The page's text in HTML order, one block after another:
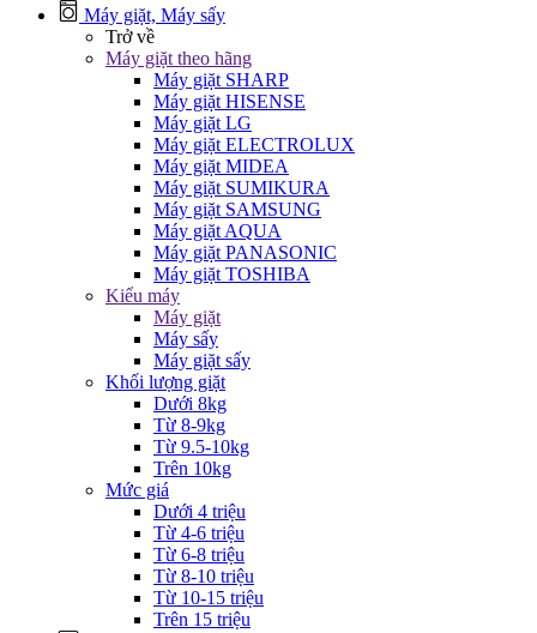
Máy giặt, Máy sấy
Trở về
Máy giặt theo hãng
Máy giặt SHARP
Máy giặt HISENSE
Máy giặt LG
Máy giặt ELECTROLUX
Máy giặt MIDEA
Máy giặt SUMIKURA
Máy giặt SAMSUNG
Máy giặt AQUA
Máy giặt PANASONIC
Máy giặt TOSHIBA
Kiểu máy
Máy giặt
Máy sấy
Máy giặt sấy
Khối lượng giặt
Dưới 8kg
Từ 8-9kg
Từ 9.5-10kg
Trên 10kg
Mức giá
Dưới 4 triệu
Từ 4-6 triệu
Từ 6-8 triệu
Từ 8-10 triệu
Từ 10-15 triệu
Trên 15 triệu